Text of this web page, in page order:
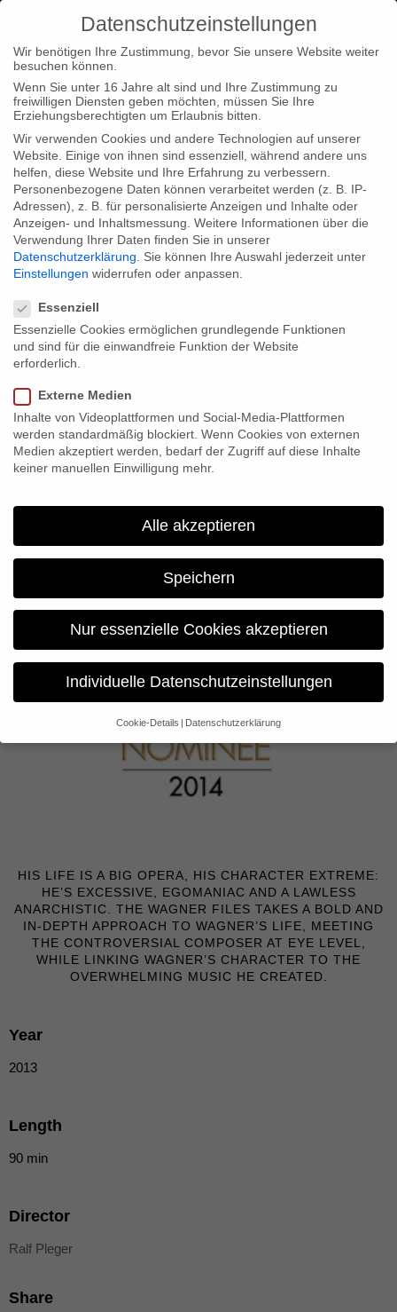
The Wagner Files
HIS LIFE IS A BIG OPERA, HIS CHARACTER EXTREME:
HE’S EXCESSIVE, EGOMANIAC AND A LAWLESS
ANARCHISTIC. THE WAGNER FILES TAKES A BOLD AND
IN-DEPTH APPROACH TO WAGNER’S LIFE, MEETING
THE CONTROVERSIAL COMPOSER AT EYE LEVEL,
WHILE LINKING WAGNER’S CHARACTER TO THE
OVERWHELMING MUSIC HE CREATED.
Year
2013
Length
90 min
Director
Ralf Pleger
Share
Datenschutzeinstellungen
Wir benötigen Ihre Zustimmung, bevor Sie unsere Website weiter
besuchen können.
Wenn Sie unter 16 Jahre alt sind und Ihre Zustimmung zu
freiwilligen Diensten geben möchten, müssen Sie Ihre
Erziehungsberechtigten um Erlaubnis bitten.
Wir verwenden Cookies und andere Technologien auf unserer
Website. Einige von ihnen sind essenziell, während andere uns
helfen, diese Website und Ihre Erfahrung zu verbessern.
Personenbezogene Daten können verarbeitet werden (z. B. IP-
Adressen), z. B. für personalisierte Anzeigen und Inhalte oder
Anzeigen- und Inhaltsmessung. Weitere Informationen über die
Verwendung Ihrer Daten finden Sie in unserer
Datenschutzerklärung
Sie können Ihre Auswahl jederzeit unter
Einstellungen widerrufen oder anpassen.
Essenziell
Essenzielle Cookies ermöglichen grundlegende Funktionen
und sind für die einwandfreie Funktion der Website
erforderlich.
Externe Medien
Inhalte von Videoplattformen und Social-Media-Plattformen
werden standardmäßig blockiert. Wenn Cookies von externen
Medien akzeptiert werden, bedarf der Zugriff auf diese Inhalte
keiner manuellen Einwilligung mehr.
Alle akzeptieren
Speichern
Nur essenzielle Cookies akzeptieren
Individuelle Datenschutzeinstellungen
Cookie-Details Datenschutzerklärung
Datenschutzeinstellungen
Wenn Sie unter 16 Jahre alt sind und Ihre Zustimmung zu
freiwilligen Diensten geben möchten, müssen Sie Ihre
Erziehungsberechtigten um Erlaubnis bitten.
Personenbezogene Daten können verarbeitet werden (z. B. IP-
Adressen), z. B. für personalisierte Anzeigen und Inhalte oder
Anzeigen- und Inhaltsmessung. Weitere Informationen über die
Verwendung Ihrer Daten finden Sie in unserer
Datenschutzerklärung.
Hier finden Sie eine Übersicht über alle verwendeten Cookies. Sie
können Ihre Einwilligung zu ganzen Kategorien geben oder sich
weitere Informationen anzeigen lassen und so nur bestimmte
Datenschutzeinstellungen
Essenziell (1)
Externe Medien (7)
standardmäßig blockiert. Wenn Cookies von externen Medien akzeptiert